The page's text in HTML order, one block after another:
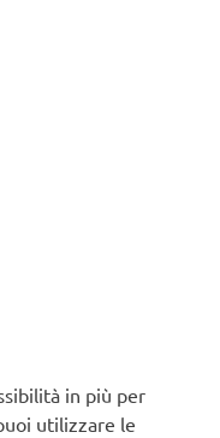
in più per
utilizzare le